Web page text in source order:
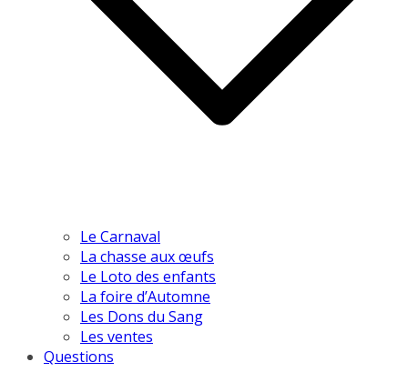
Le Carnaval
La chasse aux œufs
Le Loto des enfants
La foire d’Automne
Les Dons du Sang
Les ventes
Questions